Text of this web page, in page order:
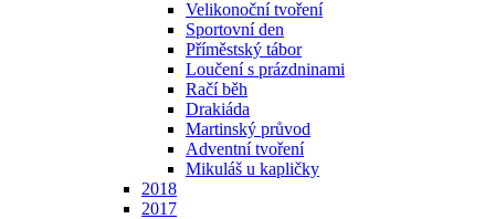
Velikonoční tvoření
Sportovní den
Příměstský tábor
Loučení s prázdninami
Račí běh
Drakiáda
Martinský průvod
Adventní tvoření
Mikuláš u kapličky
2018
2017